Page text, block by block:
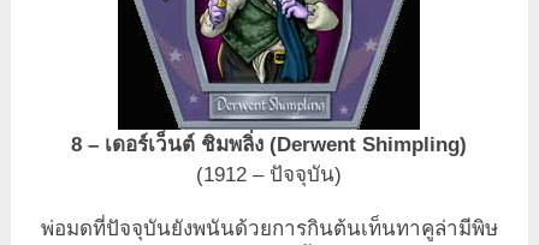
8 – เดอร์เว็นต์ ชิมพลิ่ง (Derwent Shimpling)
(1912 – ปัจจุบัน)
พ่อมดที่ปัจจุบันยังพนันด้วยการกินต้นเท็นทาคูล่ามีพิษ